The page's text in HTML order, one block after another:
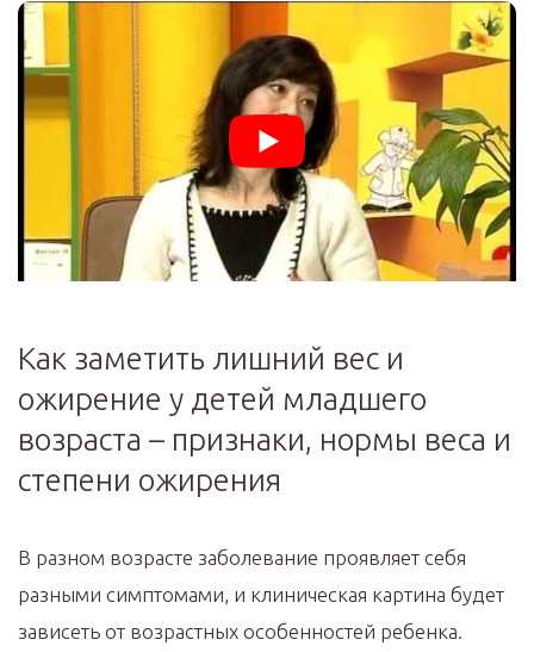
Как заметить лишний вес и
ожирение у детей младшего
возраста – признаки, нормы веса и
степени ожирения
В разном возрасте заболевание проявляет себя
разными симптомами, и клиническая картина будет
зависеть от возрастных особенностей ребенка.